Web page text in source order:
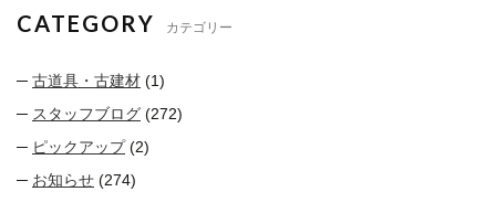
CATEGORY カテゴリー
古道具・古建材 (1)
スタッフブログ (272)
ピックアップ(2)
お知らせ (274)